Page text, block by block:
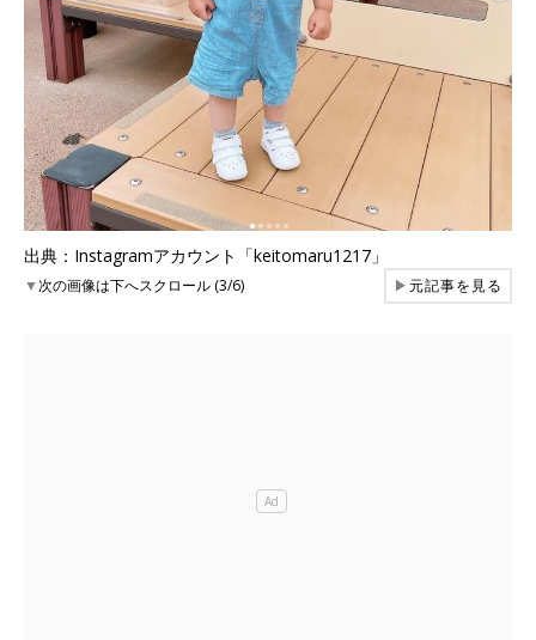
出典：Instagramアカウント「keitomaru1217」
▼次の画像は下へスクロール (3/6) ▶元記事を見る